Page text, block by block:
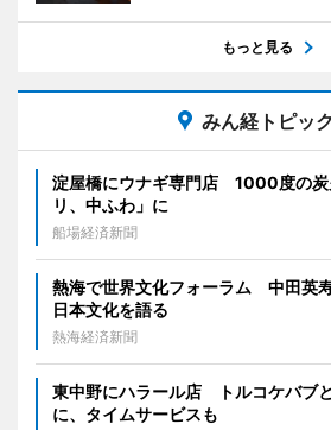
もっと見る
みん経トピッ
淀屋橋にウナギ専門店 1000度の炭
リ、中ふわ」に
船場経済新聞
熱海で世界文化フォーラム 中田英
日本文化を語る
熱海経済新聞
東中野にハラール店 トルコケバブ
に、タイムサービスも